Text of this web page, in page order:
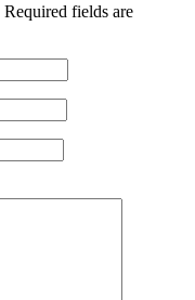
Required fields are